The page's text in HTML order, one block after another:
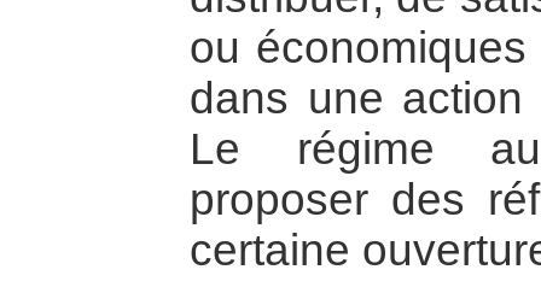
ou
dans une action
Le régime
proposer des
certaine